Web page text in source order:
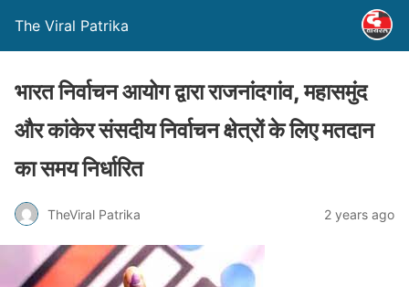
The Viral Patrika
भारत निर्वाचन आयोग द्वारा राजनांदगांव, महासमुंद
और कांकेर संसदीय निर्वाचन क्षेत्रों के लिए मतदान
का समय निर्धारित
TheViral Patrika 2 years ago